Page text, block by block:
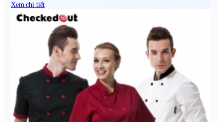
Xem chi tiết